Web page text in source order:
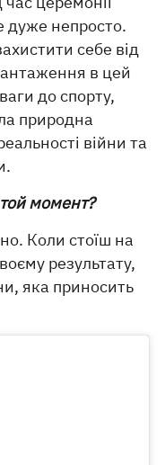
дуже непросто.
себе від
в цей
до спорту,
природна
війни та
момент?
Коли стоїш на
результату,
яка приносить